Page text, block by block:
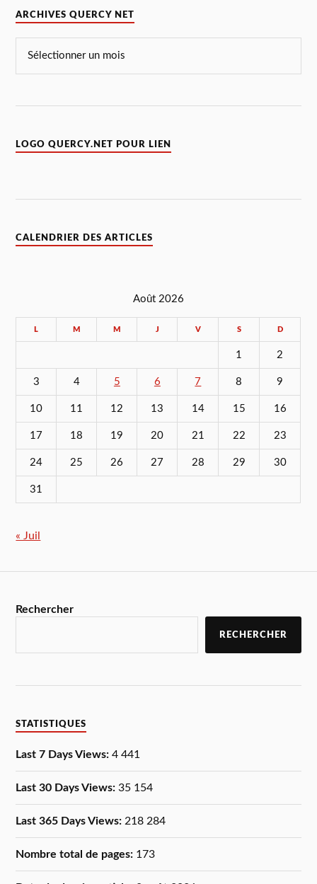
ARCHIVES QUERCY NET
LOGO QUERCY.NET POUR LIEN
CALENDRIER DES ARTICLES
Août 2026
L M M J V S D
1 2
3 4 5 6 7 8 9
10 11 12 13 14 15 16
17 18 19 20 21 22 23
24 25 26 27 28 29 30
31
« Juil
Rechercher
RECHERCHER
STATISTIQUES
Last 7 Days Views:4 441
Last 30 Days Views:35 154
Last 365 Days Views: 218 284
Nombre total de pages: 173